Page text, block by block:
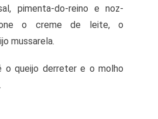
pimenta-do-reino e noz-
o creme de leite, o
mussarela.
o queijo derreter e o molho